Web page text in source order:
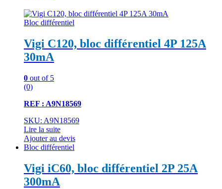
Bloc différentiel
Vigi C120, bloc différentiel 4P 125A
30mA
0 out of 5
(0)
REF : A9N18569
SKU: A9N18569
Lire la suite
Ajouter au devis
Bloc différentiel
Vigi iC60, bloc différentiel 2P 25A
300mA